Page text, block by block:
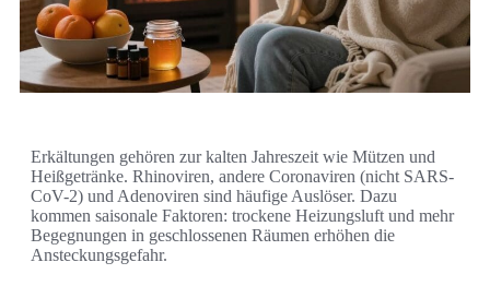
Erkältungen gehören zur kalten Jahreszeit wie Mützen und
Heißgetränke. Rhinoviren, andere Coronaviren (nicht SARS-
CoV-2) und Adenoviren sind häufige Auslöser. Dazu
kommen saisonale Faktoren: trockene Heizungsluft und mehr
Begegnungen in geschlossenen Räumen erhöhen die
Ansteckungsgefahr.